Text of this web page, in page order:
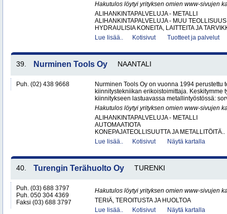
Hakutulos löytyi yrityksen omien www-sivujen
ALIHANKINTAPALVELUJA - METALLI
ALIHANKINTAPALVELUJA - MUU TEOLLISUUS
HYDRAULISIA KONEITA, LAITTEITA JA
Lue lisää..
Kotisivut Tuotteet ja palvelut
39. Nurminen Tools Oy NAANTALI
Puh. (02) 438 9668
Nurminen Tools Oy on vuonna 1994 perustettu
kiinnitystekniikan erikoistoimittaja. Keskitymme
kiinnitykseen lastuavassa metallintyöstössä:
Hakutulos löytyi yrityksen omien www-sivujen
ALIHANKINTAPALVELUJA - METALLI
AUTOMAATIOTA
KONEPAJATEOLLISUUTTA JA METALLITÖITÄ..
Lue lisää..
Kotisivut Näytä kartalla
40. Turengin Terähuolto Oy TURENKI
Puh. (03) 688 3797
Puh. 050 304 4369
Faksi (03) 688 3797
Hakutulos löytyi yrityksen omien www-sivujen
TERIÄ, TEROITUSTA JA HUOLTOA
Lue lisää..
Kotisivut Näytä kartalla